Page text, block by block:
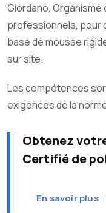
Giordano,
professionnels, pour
base de mousse
sur site.
Les compétences
exigences de la
Obtenez
Certifié de
En savoir plus